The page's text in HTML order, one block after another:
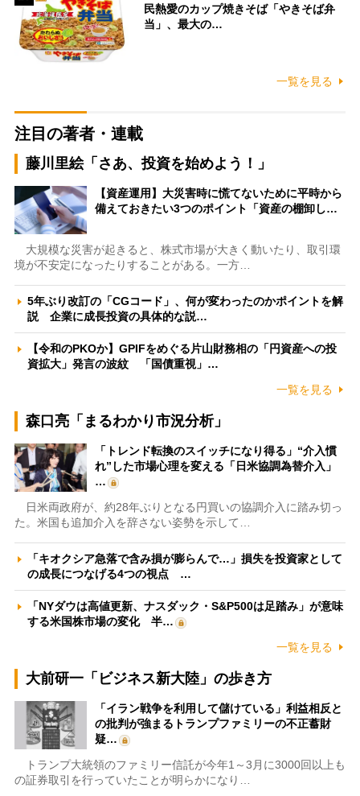
民熱愛のカップ焼きそば「やきそば弁
当」、最大の…
一覧を見る
注目の著者・連載
藤川里絵「さあ、投資を始めよう！」
【資産運用】大災害時に慌てないために平時から
備えておきたい3つのポイント「資産の棚卸し…
大規模な災害が起きると、株式市場が大きく動いたり、取引環
境が不安定になったりすることがある。一方…
5年ぶり改訂の「CGコード」、何が変わったのかポイントを解
説 企業に成長投資の具体的な説…
【令和のPKOか】GPIFをめぐる片山財務相の「円資産への投
資拡大」発言の波紋 「国債重視」…
一覧を見る
森口亮「まるわかり市況分析」
「トレンド転換のスイッチになり得る」“介入慣
れ”した市場心理を変える「日米協調為替介入」
…
日米両政府が、約28年ぶりとなる円買いの協調介入に踏み切っ
た。米国も追加介入を辞さない姿勢を示して…
「キオクシア急落で含み損が膨らんで…」損失を投資家として
の成長につなげる4つの視点 …
「NYダウは高値更新、ナスダック・S&P500は足踏み」が意味
する米国株市場の変化 半…
一覧を見る
大前研一「ビジネス新大陸」の歩き方
「イラン戦争を利用して儲けている」利益相反と
の批判が強まるトランプファミリーの不正蓄財
疑…
トランプ大統領のファミリー信託が今年1～3月に3000回以上も
の証券取引を行っていたことが明らかになり…